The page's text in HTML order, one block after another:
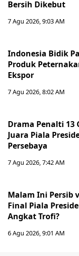
Bersih Dikebut
7 Agu 2026, 9:03 AM
Indonesia Bidik
Produk
Ekspor
7 Agu 2026, 8:02 AM
Drama Penalti 13
Juara Piala
Persebaya
7 Agu 2026, 7:42 AM
Malam Ini Persib
Final Piala
Angkat Trofi?
6 Agu 2026, 9:01 AM